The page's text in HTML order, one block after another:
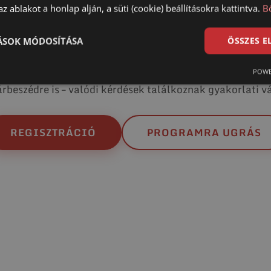
követhetik végig a talajcsavaros alapozás
között válnak érthetővé, a felmerülő kérdésekre
és a kivitelezési kérdéskör. Az esemény
is – valódi kérdések találkoznak gyakorlati
REGISZTRÁCIÓ PROGRAMRA UGRÁS
ablakot a honlap alján, a süti (cookie) beállításokra kattintva.
ÖSSZES
MÓDOSÍTÁSA